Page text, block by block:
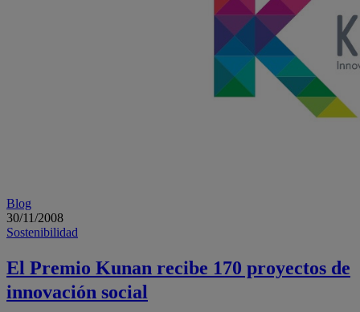
Blog
30/11/2008
Sostenibilidad
El Premio Kunan recibe 170 proyectos de
innovación social